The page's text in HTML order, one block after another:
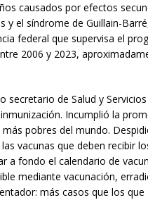
causados por efectos
y el síndrome de Guillain-
federal que supervisa el
2006 y 2023,
secretario de Salud y
Incumplió la
pobres del mundo.
vacunas que deben recibir
a fondo el calendario de
mediante vacunación,
más casos que los